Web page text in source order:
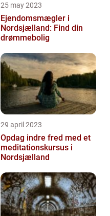
25 may 2023
Ejendomsmægler i
Nordsjælland: Find din
drømmebolig
29 april 2023
Opdag indre fred med et
meditationskursus i
Nordsjælland